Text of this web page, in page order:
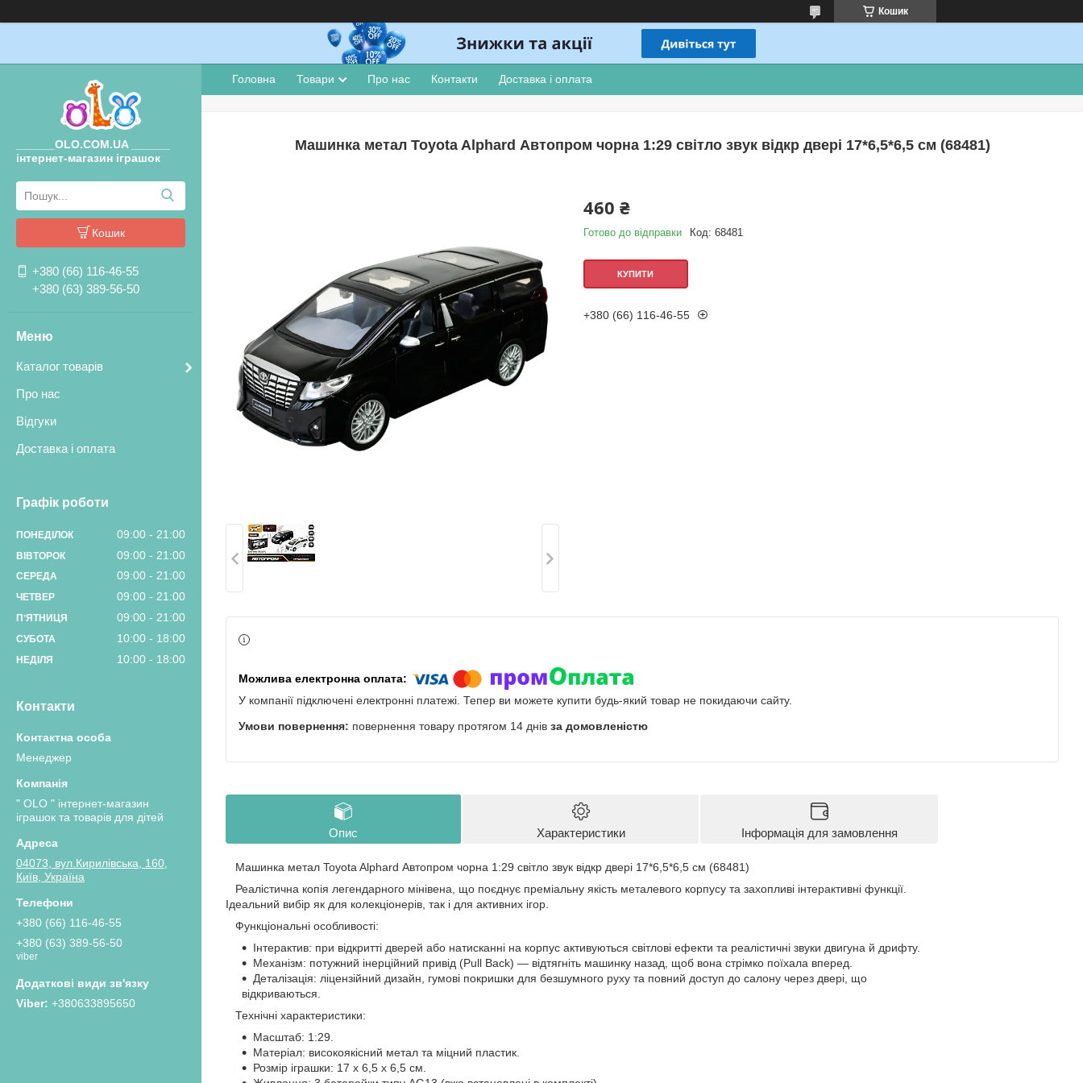
Кошик
______OLO.COM.UA ______
інтернет-магазин іграшок
Кошик
+380 (66) 116-46-55
+380 (63) 389-56-50
Каталог товарів
Про нас
Відгуки
Доставка і оплата
Графік роботи
ПОНЕДІЛОК 09:00 21:00
ВІВТОРОК 09:00 21:00
СЕРЕДА 09:00 21:00
ЧЕТВЕР 09:00 21:00
ПʼЯТНИЦЯ 09:00 21:00
СУБОТА 10:00 18:00
НЕДІЛЯ 10:00 18:00
Контакти
Менеджер
" OLO " інтернет-магазин
іграшок та товарів для дітей
04073, вул.Кирилівська, 160,
Київ, Україна
+380 (66) 116-46-55
+380 (63) 389-56-50
viber
+380633895650
Головна Товари Про нас Контакти Доставка і оплата
Машинка метал Toyota Alphard Автопром чорна 1:29 світло звук відкр двері 17*6,5*6,5 см (68481)
460 ₴
Готово до відправки Код: 68481
КУПИТИ
+380 (66) 116-46-55
У компанії підключені електронні платежі. Тепер ви можете купити будь-який товар не покидаючи сайту.
повернення товару протягом 14 днів за домовленістю
Опис Характеристики Інформація для замовлення
Машинка метал Toyota Alphard Автопром чорна 1:29 світло звук відкр двері 17*6,5*6,5 см (68481)
Реалістична копія легендарного мінівена, що поєднує преміальну якість металевого корпусу та захопливі інтерактивні функції.
Ідеальний вибір як для колекціонерів, так і для активних ігор.
Функціональні особливості:
Інтерактив: при відкритті дверей або натисканні на корпус активуються світлові ефекти та реалістичні звуки двигуна й дрифту.
Механізм: потужний інерційний привід (Pull Back) — відтягніть машинку назад, щоб вона стрімко поїхала вперед.
Деталізація: ліцензійний дизайн, гумові покришки для безшумного руху та повний доступ до салону через двері, що
відкриваються.
Технічні характеристики:
Масштаб: 1:29.
Матеріал: високоякісний метал та міцний пластик.
Розмір іграшки: 17 х 6,5 х 6,5 см.